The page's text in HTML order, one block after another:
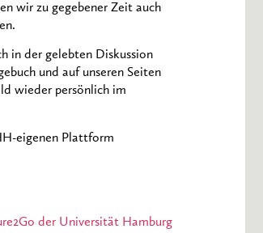
wir zu gegebener Zeit auch
in der gelebten Diskussion
und auf unseren Seiten
wieder persönlich im
eigenen Plattform
der Universität Hamburg